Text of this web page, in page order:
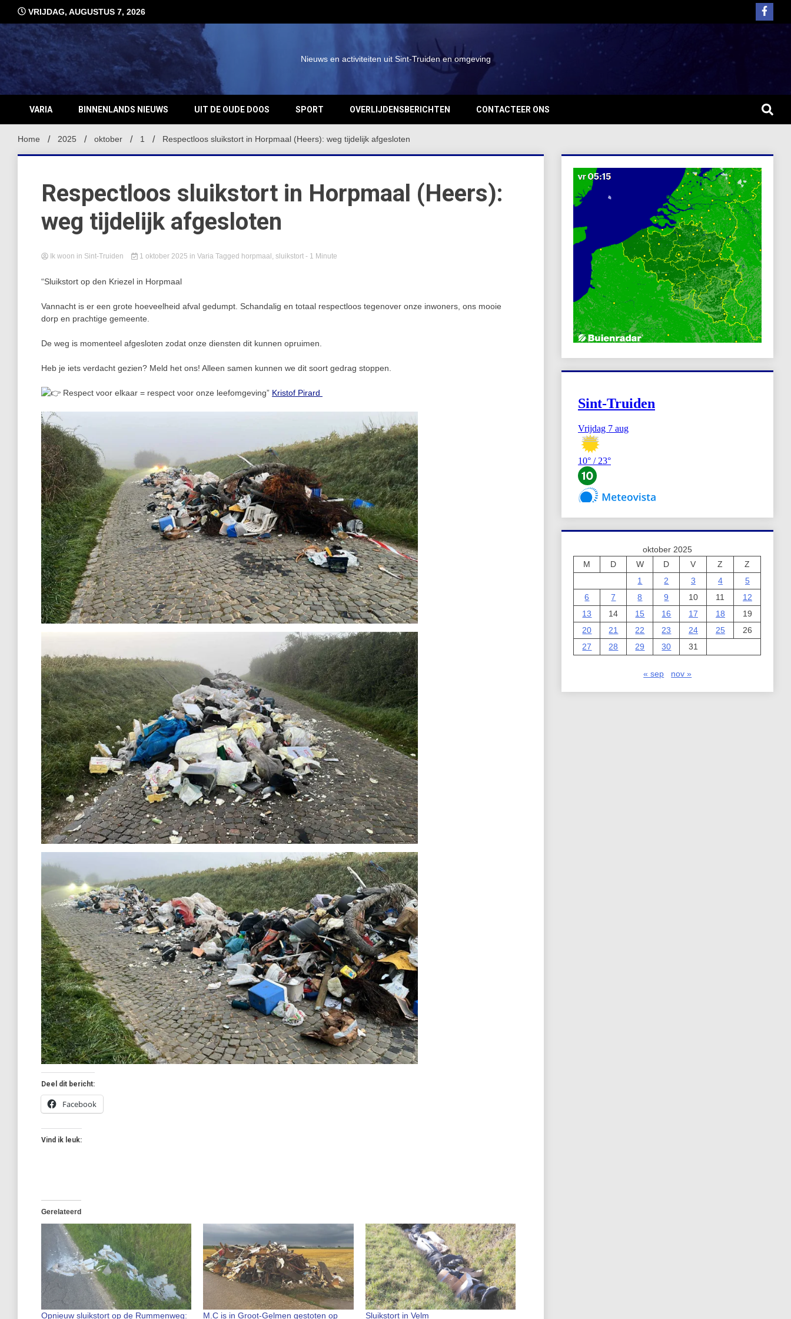
inhoud
VRIJDAG, AUGUSTUS 7, 2026
Nieuws en activiteiten uit Sint-Truiden en omgeving
VARIA BINNENLANDS NIEUWS UIT DE OUDE DOOS SPORT OVERLIJDENSBERICHTEN CONTACTEER ONS
Home 2025 oktober 1 Respectloos sluikstort in Horpmaal (Heers): weg tijdelijk afgesloten
Respectloos sluikstort in Horpmaal (Heers):
weg tijdelijk afgesloten
Ik woon in Sint-Truiden 1 oktober 2025 in Varia Tagged horpmaal , sluikstort - 1 Minute
“Sluikstort op den Kriezel in Horpmaal
Vannacht is er een grote hoeveelheid afval gedumpt. Schandalig en totaal respectloos tegenover onze inwoners, ons mooie
dorp en prachtige gemeente.
De weg is momenteel afgesloten zodat onze diensten dit kunnen opruimen.
Heb je iets verdacht gezien? Meld het ons! Alleen samen kunnen we dit soort gedrag stoppen.
Respect voor elkaar = respect voor onze leefomgeving” Kristof Pirard
Deel dit bericht:
Facebook
Vind ik leuk:
Gerelateerd
Opnieuw sluikstort op de Rummenweg:
M.C is in Groot-Gelmen gestoten op
Sluikstort in Velm
oktober 2025
M
D W D V Z
Z
1
2 3 4
5
6
7 8 9 10 11
12
13
14 15 16 17 18
19
20
21 22 23 24 25
26
27
28 29 30 31
« sep nov »